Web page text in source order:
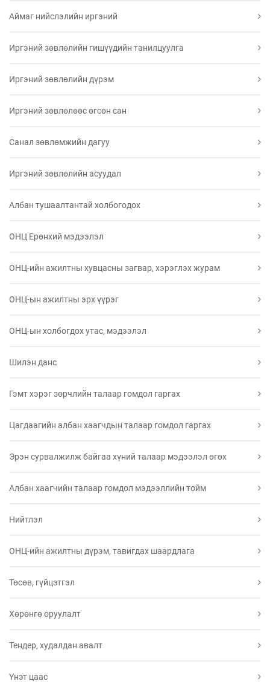
Аймаг нийслэлийн иргэний
Иргэний зөвлөлийн гишүүдийн танилцуулга
Иргэний зөвлөлийн дүрэм
Иргэний зөвлөлөөс өгсөн сан
Санал зөвлөмжийн дагуу
Иргэний зөвлөлийн асуудал
Албан тушаалтантай холбогодох
ОНЦ Ерөнхий мэдээлэл
ОНЦ-ийн ажилтны хувцасны загвар, хэрэглэх журам
ОНЦ-ын ажилтны эрх үүрэг
ОНЦ-ын холбогдох утас, мэдээлэл
Шилэн данс
Гэмт хэрэг зөрчлийн талаар гомдол гаргах
Цагдаагийн албан хаагчдын талаар гомдол гаргах
Эрэн сурвалжилж байгаа хүний талаар мэдээлэл өгөх
Албан хаагчийн талаар гомдол мэдээллийн тойм
Нийтлэл
ОНЦ-ийн ажилтны дүрэм, тавигдах шаардлага
Төсөв, гүйцэтгэл
Хөрөнгө оруулалт
Тендер, худалдан авалт
Үнэт цаас